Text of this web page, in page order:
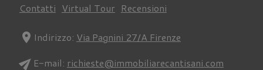
Contatti Virtual Tour Recensioni
location_on Indirizzo: Via Pagnini 27/A Firenze
sendE-mail: richieste@immobiliarecantisani.com